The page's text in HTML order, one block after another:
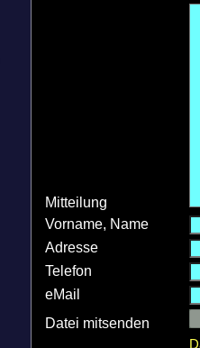
Mitteilung
Vorname, Name
Adresse
Telefon
eMail
Datei mitsenden